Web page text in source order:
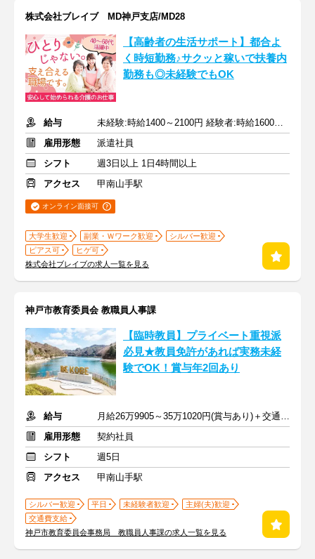
株式会社ブレイブ MD神戸支店/MD28
【高齢者の生活サポート】都合よ
く時短勤務♪サクッと稼いで扶養内
勤務も◎未経験でもOK
給与
未経験:時給1400～2100円 経験者:時給1600～2400円+交通費全額
雇用形態
派遣社員
シフト
週3日以上 1日4時間以上
アクセス
甲南山手駅
オンライン面接可
大学生歓迎 副業・Ｗワーク歓迎
シルバー歓迎
ピアス可
ヒゲ可
株式会社ブレイブの求人一覧を見る
神戸市教育委員会 教職員人事課
【臨時教員】プライベート重視派
必見★教員免許があれば実務未経
験でOK！賞与年2回あり
給与
月給26万9905～35万1020円(賞与あり)＋交通費支給
雇用形態
契約社員
シフト
週5日
アクセス
甲南山手駅
シルバー歓迎 平日 未経験者歓迎
主婦(夫)歓迎
交通費支給
神戸市教育委員会事務局 教職員人事課の求人一覧を見る